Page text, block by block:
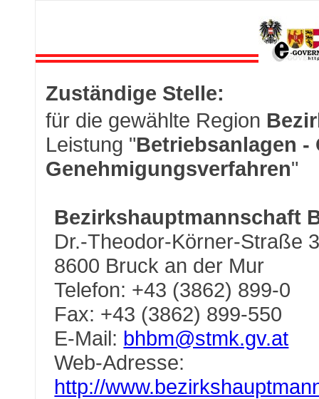
Zuständige Stelle:
für die gewählte Region
Leistung "Betriebsanlagen -
Genehmigungsverfahren"
Bezirkshauptmannschaft
Dr.-Theodor-Körner-Straße
8600 Bruck an der Mur
Telefon: +43 (3862) 899-0
Fax: +43 (3862) 899-550
E-Mail: bhbm@stmk.gv.at
Web-Adresse:
http://